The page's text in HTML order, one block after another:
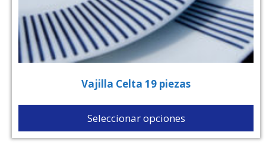
Vajilla Celta 19 piezas
Seleccionar opciones